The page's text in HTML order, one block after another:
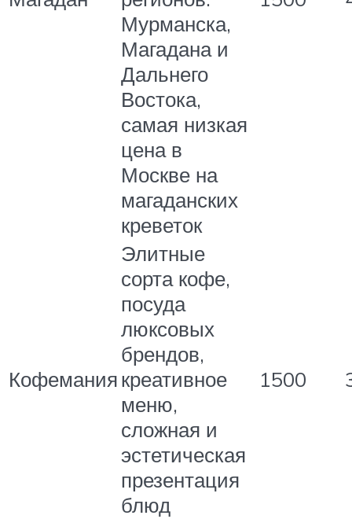
Мурманска,
Магадана и
Дальнего
Востока,
самая низкая
цена в
Москве на
магаданских
креветок
Кофемания
Элитные
сорта кофе,
посуда
люксовых
брендов,
креативное
меню,
сложная и
эстетическая
презентация
блюд
1500